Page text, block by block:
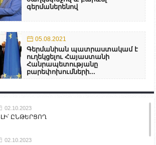
գերմաներենով
05.08.2021
Գերմանիան պատրաստակամ է
ուղեկցելու Հայաստանի
Հանրապետությանը
բարեփոխումների...
02.10.2023
ԸՆԹԵՐՑՈՂ
02.10.2023